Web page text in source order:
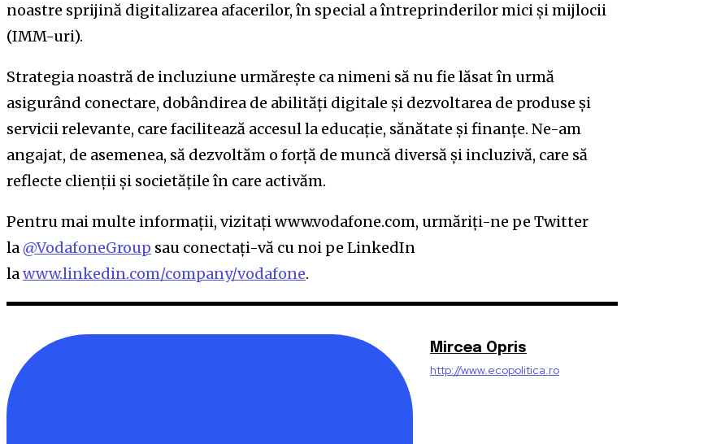
noastre sprijină digitalizarea afacerilor, în special a întreprinderilor mici și mijlocii
(IMM-uri).
Strategia noastră de incluziune urmărește ca nimeni să nu fie lăsat în urmă
asigurând conectare, dobândirea de abilități digitale și dezvoltarea de produse și
servicii relevante, care facilitează accesul la educație, sănătate și finanțe. Ne-am
angajat, de asemenea, să dezvoltăm o forță de muncă diversă și incluzivă, care să
reflecte clienții și societățile în care activăm.
Pentru mai multe informații, vizitați www.vodafone.com, urmăriți-ne pe Twitter
la@VodafoneGroup sau conectați-vă cu noi pe LinkedIn
lawww.linkedin.com/company/vodafone.
Mircea Opris
http://www.ecopolitica.ro